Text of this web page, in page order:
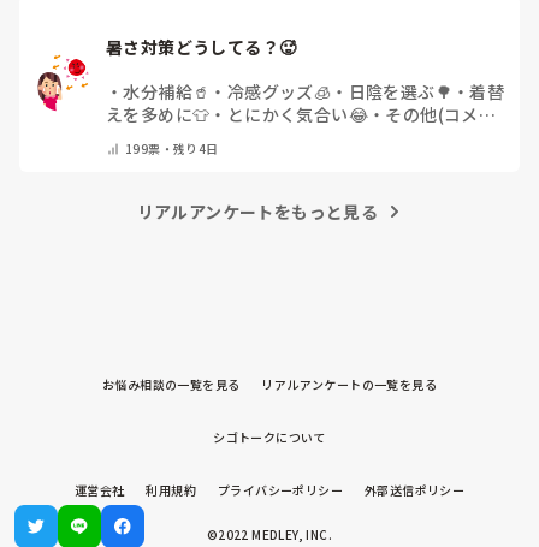
暑さ対策どうしてる？🥵
・水分補給🥤 ・ 冷感グッズ🧊 ・ 日陰を選ぶ🌳 ・着替
えを多めに👕 ・ とにかく気合い😂・ その他(コメン
199票・残り4日
リアルアンケートをもっと見る
お悩み相談の一覧を見る リアルアンケートの一覧を見る
シゴトークについて
運営会社 利用規約 プライバシーポリシー 外部送信ポリシー
©2022 MEDLEY, INC.